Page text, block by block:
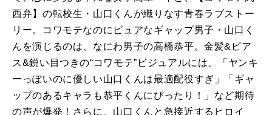
西弁】の転校生・山口くんが織りなす青春ラブストー
リー。コワモテなのにピュアなギャップ男子・山口く
んを演じるのは、なにわ男子の高橋恭平。金髪&ピア
ス&鋭い目つきの“コワモテ”ビジュアルには、「ヤンキ
ーっぽいのに優しい山口くんは最適配役すぎ」「ギャ
ップのあるキャラも恭平くんにぴったり！」など期待
の声が爆発！さらに、山口くんと急接近するヒロイ